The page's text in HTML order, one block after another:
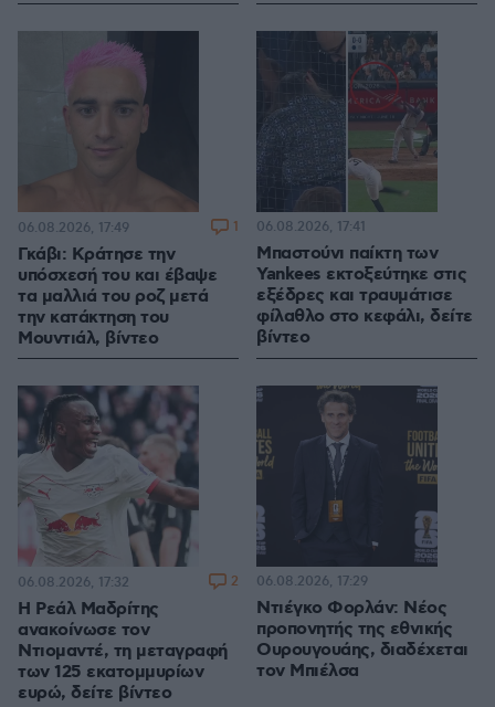
Γκάβι: Κράτησε την
υπόσχεσή του και έβαψε
τα μαλλιά του ροζ μετά
την κατάκτηση του
Μουντιάλ, βίντεο
06.08.2026, 17:49 1
Μπαστούνι παίκτη των
Yankees εκτοξεύτηκε στις
εξέδρες και τραυμάτισε
φίλαθλο στο κεφάλι, δείτε
βίντεο
06.08.2026, 17:41
Η Ρεάλ Μαδρίτης
ανακοίνωσε τον
Ντιομαντέ, τη μεταγραφή
των 125 εκατομμυρίων
ευρώ, δείτε βίντεο
06.08.2026, 17:32 2
Ντιέγκο Φορλάν: Νέος
προπονητής της εθνικής
Ουρουγουάης, διαδέχεται
τον Μπιέλσα
06.08.2026, 17:29